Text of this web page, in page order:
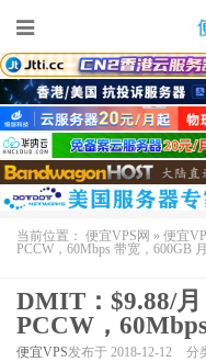
当前位置： 便宜VPS网 » 便宜
PCCW，60Mbps 带宽，600GB
DMIT：$9.88/
PCCW，
便宜VPS发布于 2018-12-12 分